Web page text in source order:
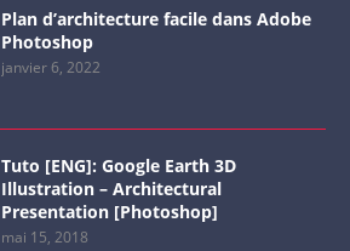
Plan d’architecture facile dans Adobe
Photoshop
janvier 6, 2022
Tuto [ENG]: Google Earth 3D
Illustration – Architectural
Presentation [Photoshop]
mai 15, 2018